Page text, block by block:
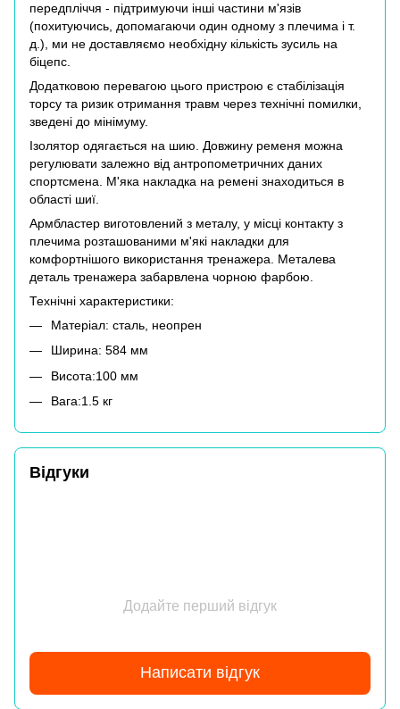
передпліччя - підтримуючи інші частини м'язів
(похитуючись, допомагаючи один одному з плечима і т.
д.), ми не доставляємо необхідну кількість зусиль на
біцепс.
Додатковою перевагою цього пристрою є стабілізація
торсу та ризик отримання травм через технічні помилки,
зведені до мінімуму.
Ізолятор одягається на шию. Довжину ременя можна
регулювати залежно від антропометричних даних
спортсмена. М'яка накладка на ремені знаходиться в
області шиї.
Армбластер виготовлений з металу, у місці контакту з
плечима розташованими м'які накладки для
комфортнішого використання тренажера. Металева
деталь тренажера забарвлена ​​чорною фарбою.
Технічні характеристики:
Матеріал: сталь, неопрен
Ширина: 584 мм
Висота:100 мм
Вага:1.5 кг
Відгуки
Додайте перший відгук
Написати відгук